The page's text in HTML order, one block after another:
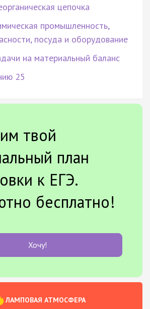
цепочка
промышленность,
посуда и оборудование
на материальный баланс
25
твой
план
к ЕГЭ.
бесплатно!
Хочу!
ЛАМПОВАЯ АТМОСФЕРА